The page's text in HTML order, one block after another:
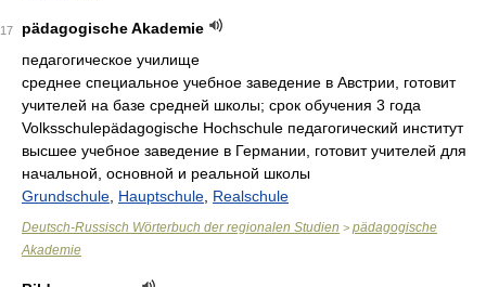
17
pädagogische Akademie
педагогическое училище
среднее специальное учебное заведение в Австрии, готовит
учителей на базе средней школы; срок обучения 3 года
Volksschulepädagogische Hochschule педагогический институт
высшее учебное заведение в Германии, готовит учителей для
начальной, основной и реальной школы
Grundschule Hauptschule Realschule
Deutsch-Russisch Wörterbuch der regionalen Studien > pädagogische
Akademie